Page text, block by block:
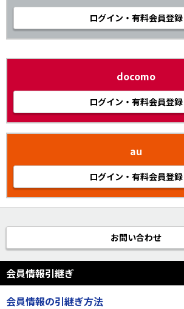
ログイン・有料会員登録
docomo
ログイン・有料会員登録
au
ログイン・有料会員登録
お問い合わせ
会員情報引継ぎ
会員情報の引継ぎ方法